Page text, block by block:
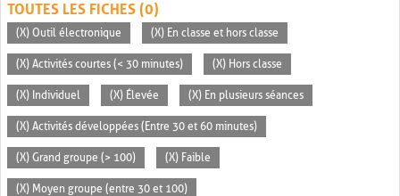
TOUTES LES FICHES (0)
(X) Outil électronique (X) En classe et hors classe
(X) Activités courtes (< 30 minutes) (X) Hors classe
(X) Individuel (X) Élevée (X) En plusieurs séances
(X) Activités développées (Entre 30 et 60 minutes)
(X) Grand groupe (> 100) (X) Faible
(X) Moyen groupe (entre 30 et 100)